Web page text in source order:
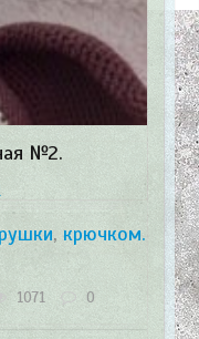
№2.
, крючком.
1071 0